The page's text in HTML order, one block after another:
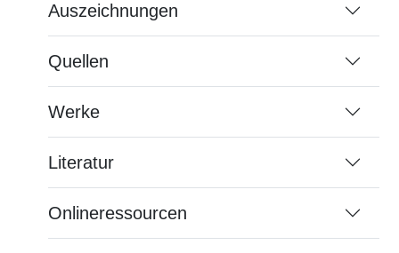
Auszeichnungen
Quellen
Werke
Literatur
Onlineressourcen